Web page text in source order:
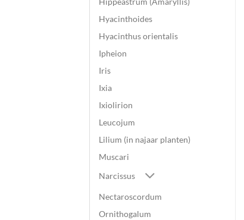
Hyacinthoides
Hyacinthus orientalis
Ipheion
Iris
Ixia
Ixiolirion
Leucojum
Lilium (in najaar planten)
Muscari
Narcissus
Nectaroscordum
Ornithogalum